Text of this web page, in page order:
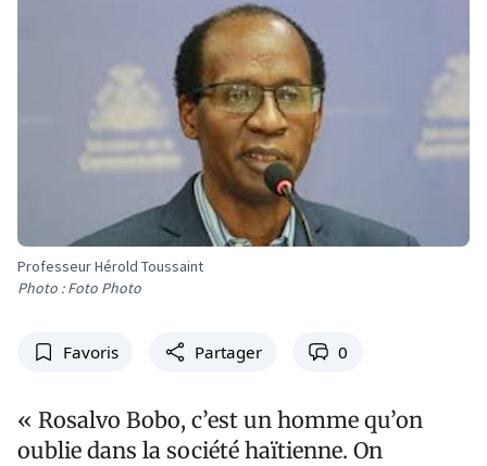
Professeur Hérold Toussaint
Photo : Foto Photo
Favoris Partager 0
« Rosalvo Bobo, c’est un homme qu’on
oublie dans la société haïtienne. On